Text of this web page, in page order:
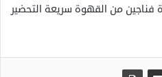
فناجين من القهوة سريعة التحضير